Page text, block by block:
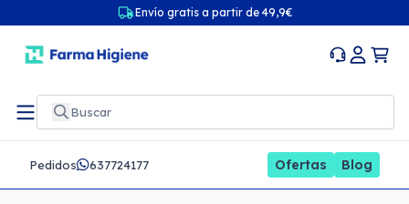
Envío gratis a partir de 49,9€
Pedidos 637724177 Ofertas Blog